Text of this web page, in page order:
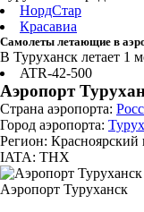
НордСтар
Красавиа
Самолеты летающие в
В Туруханск летает 1
ATR-42-500
Аэропорт
Страна аэропорта:
Город аэропорта:
Регион: Красноярский
IATA: THX
Аэропорт Туруханск